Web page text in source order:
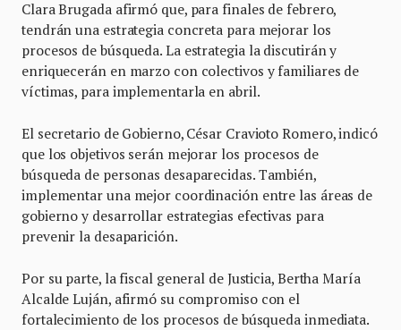
Clara Brugada afirmó que, para finales de febrero,
tendrán una estrategia concreta para mejorar los
procesos de búsqueda. La estrategia la discutirán y
enriquecerán en marzo con colectivos y familiares de
víctimas, para implementarla en abril.
El secretario de Gobierno, César Cravioto Romero, indicó
que los objetivos serán mejorar los procesos de
búsqueda de personas desaparecidas. También,
implementar una mejor coordinación entre las áreas de
gobierno y desarrollar estrategias efectivas para
prevenir la desaparición.
Por su parte, la fiscal general de Justicia, Bertha María
Alcalde Luján, afirmó su compromiso con el
fortalecimiento de los procesos de búsqueda inmediata.